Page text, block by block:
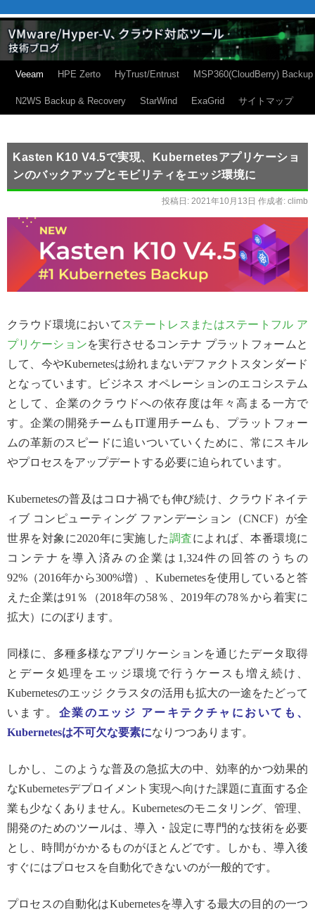
Veeam HPE Zerto HyTrust/Entrust MSP360(CloudBerry) Backup
N2WS Backup & Recovery StarWind ExaGrid サイトマップ
Kasten K10 V4.5で実現、Kubernetesアプリケーショ
ンのバックアップとモビリティをエッジ環境に
投稿日: 2021年10月13日 作成者: climb
クラウド環境において ステートレスまたはステートフル ア
プリケーションを実行させるコンテナ プラットフォームと
して、今やKubernetesは紛れまないデファクトスタンダード
となっています。ビジネス オペレーションのエコシステム
として、企業のクラウドへの依存度は年々高まる一方で
す。企業の開発チームもIT運用チームも、プラットフォー
ムの革新のスピードに追いついていくために、常にスキル
やプロセスをアップデートする必要に迫られています。
Kubernetesの普及はコロナ禍でも伸び続け、クラウドネイテ
ィブ コンピューティング ファンデーション（CNCF）が全
世界を対象に2020年に実施した調査によれば、本番環境に
コンテナを導入済みの企業は1,324件の回答のうちの
92%（2016年から300%増）、Kubernetesを使用していると答
えた企業は91％（2018年の58％、2019年の78％から着実に
拡大）にのぼります。
同様に、多種多様なアプリケーションを通じたデータ取得
とデータ処理をエッジ環境で行うケースも増え続け、
Kubernetesのエッジ クラスタの活用も拡大の一途をたどって
います。 企業のエッジ アーキテクチャにおいても、
Kubernetesは不可欠な要素になりつつあります。
しかし、このような普及の急拡大の中、効率的かつ効果的
なKubernetesデプロイメント実現へ向けた課題に直面する企
業も少なくありません。Kubernetesのモニタリング、管理、
開発のためのツールは、導入・設定に専門的な技術を必要
とし、時間がかかるものがほとんどです。しかも、導入後
すぐにはプロセスを自動化できないのが一般的です。
プロセスの自動化はKubernetesを導入する最大の目的の一つ